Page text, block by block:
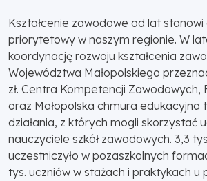
Kształcenie zawodowe od lat
priorytetowy w naszym regionie. W
koordynację rozwoju kształcenia
Województwa Małopolskiego
zł. Centra Kompetencji Zawodowych,
oraz Małopolska chmura edukacyjna
działania, z których mogli skorzystać
nauczyciele szkół zawodowych. 3,3
uczestniczyło w pozaszkolnych
tys. uczniów w stażach i praktykach u